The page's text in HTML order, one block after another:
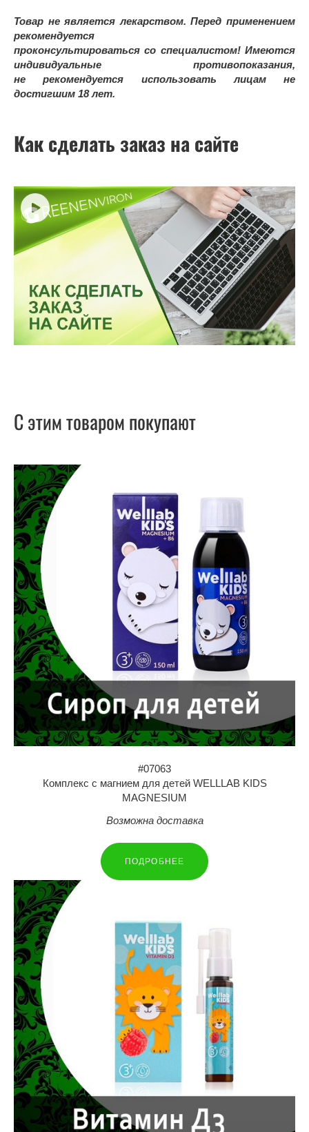
Товар не является лекарством. Перед применением
рекомендуется
проконсультироваться со специалистом! Имеются
индивидуальные противопоказания,
не рекомендуется использовать лицам не
достигшим 18 лет.
Как сделать заказ на сайте
С этим товаром покупают
#07063
Комплекс с магнием для детей WELLLAB KIDS
MAGNESIUM
Возможна доставка
ПОДРОБНЕЕ